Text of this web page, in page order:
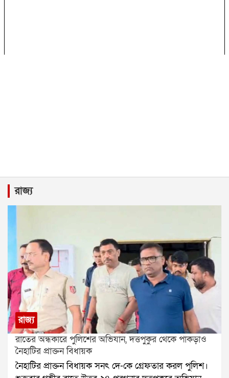
রাজ্য
রাজ্য
রাতের অন্ধকারে পুলিশের অভিযান, দত্তপুকুর থেকে পাকড়াও
নৈহাটির প্রাক্তন বিধায়ক
নৈহাটির প্রাক্তন বিধায়ক সনৎ দে-কে গ্রেফতার করল পুলিশ।